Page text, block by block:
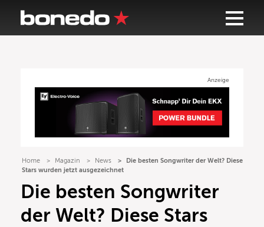
Anzeige
Home Magazin News
Die besten Songwriter der Welt? Diese
Stars wurden jetzt ausgezeichnet
Die besten Songwriter
der Welt? Diese Stars